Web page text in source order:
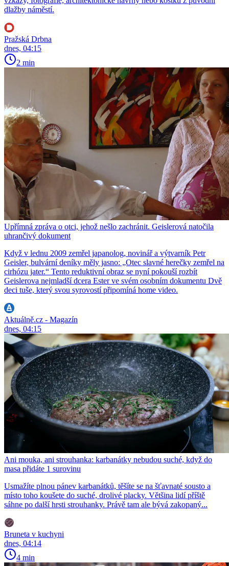
dlažby náměstí.
Pražská Drbna
dnes, 04:15
2 min
Upřímná zpráva o otci, jehož nešlo zachránit. Geislerová natočila
uhrančivý dokument
Když v lednu 2009 zemřel japanolog, novinář a výtvarník Petr
Geisler, bulvární deníky měly jasno: „Otec slavné herečky zemřel na
cirhózu jater.“ Tento reduktivní obraz se nyní pokouší rozbít
Geislerova nejmladší dcera Ester ve svém osobním dokumentu Dvě
deci tuše, který svou syrovostí připomíná home video.
Aktuálně.cz - Magazín
dnes, 04:15
Ani mouka, ani strouhanka: karbanátky nebudou suché, když do
masa přidáte 1 surovinu
Usmažíte plnou pánev karbanátků, těšíte se na šťavnaté sousto a
místo toho koušete do suché, drolivé placky. Většina lidí příště
sáhne po další hrsti strouhanky. Právě tam ale bývá zakopaný...
Bruneta v kuchyni
dnes, 04:14
4 min